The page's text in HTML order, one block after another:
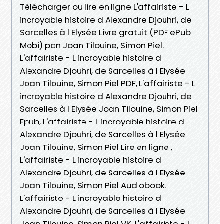
Télécharger ou lire en ligne L'affairiste - L
incroyable histoire d Alexandre Djouhri, de
Sarcelles à l Elysée Livre gratuit (PDF ePub
Mobi) pan Joan Tilouine, Simon Piel.
L'affairiste - L incroyable histoire d
Alexandre Djouhri, de Sarcelles à l Elysée
Joan Tilouine, Simon Piel PDF, L'affairiste - L
incroyable histoire d Alexandre Djouhri, de
Sarcelles à l Elysée Joan Tilouine, Simon Piel
Epub, L'affairiste - L incroyable histoire d
Alexandre Djouhri, de Sarcelles à l Elysée
Joan Tilouine, Simon Piel Lire en ligne ,
L'affairiste - L incroyable histoire d
Alexandre Djouhri, de Sarcelles à l Elysée
Joan Tilouine, Simon Piel Audiobook,
L'affairiste - L incroyable histoire d
Alexandre Djouhri, de Sarcelles à l Elysée